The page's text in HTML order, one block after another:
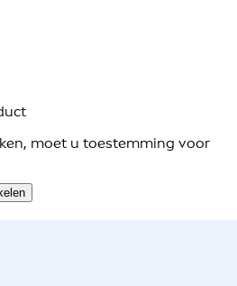
moet u toestemming voor